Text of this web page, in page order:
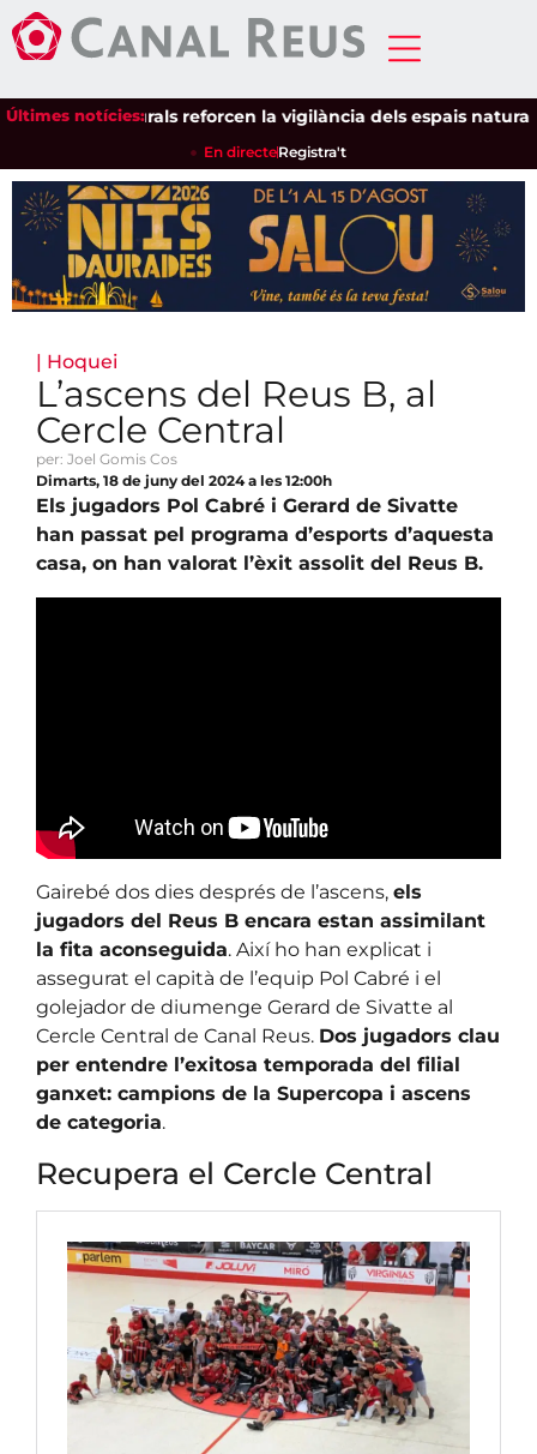
Últimes notícies:
Agents Rurals reforcen la vigilància dels espais naturals
En directeRegistra't
| Hoquei
L’ascens del Reus B, al
Cercle Central
per: Joel Gomis Cos
Dimarts, 18 de juny del 2024 a les 12:00h
Els jugadors Pol Cabré i Gerard de Sivatte
han passat pel programa d’esports d’aquesta
casa, on han valorat l’èxit assolit del Reus B.
Gairebé dos dies després de l’ascens, els
jugadors del Reus B encara estan assimilant
la fita aconseguida. Així ho han explicat i
assegurat el capità de l’equip Pol Cabré i el
golejador de diumenge Gerard de Sivatte al
Cercle Central de Canal Reus. Dos jugadors clau
per entendre l’exitosa temporada del filial
ganxet: campions de la Supercopa i ascens
de categoria.
Recupera el Cercle Central